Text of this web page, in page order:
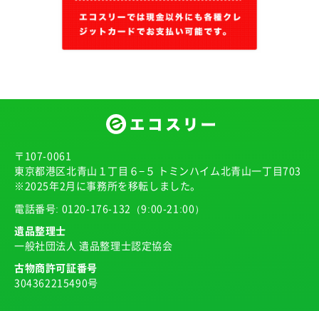
〒107-0061
東京都港区北青山１丁目６−５ トミンハイム北青山一丁目703
※2025年2月に事務所を移転しました。
電話番号: 0120-176-132 （9:00-21:00）
遺品整理士
一般社団法人 遺品整理士認定協会
古物商許可証番号
304362215490号